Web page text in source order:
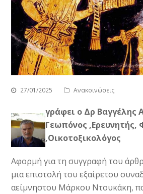
27/01/2025 Ανακοινώσεις
γράφει ο Δρ Βαγγέλης
Γεωπόνος ,Ερευνητής,
,Οικοτοξικολόγος
Αφορμή για τη συγγραφή του
μια επιστολή του εξαίρετου
αείμνηστου Μάρκου Ντουκάκη,